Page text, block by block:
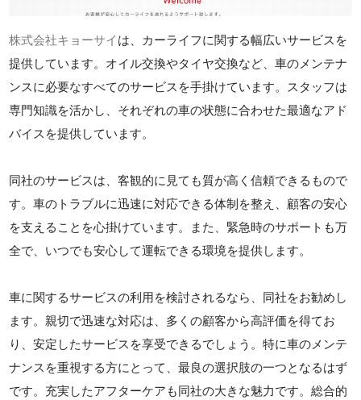
株式会社キョーサイは、カーライフに関する幅広いサービスを
提供しています。オイル交換やタイヤ交換など、車のメンテナ
ンスに必要なすべてのサービスを手掛けています。スタッフは
専門知識を活かし、それぞれの車の状態に合わせた最適なアド
バイスを提供しています。
同社のサービスは、客観的に見ても質が高く信頼できるもので
す。車のトラブルに迅速に対応できる体制を整え、顧客の安心
を支えることを心掛けています。また、緊急時のサポートも万
全で、いつでも安心して運転できる環境を提供します。
車に関するサービスの利用を検討されるなら、同社をお勧めし
ます。親切で迅速な対応は、多くの顧客から高評価を得てお
り、安定したサービスを享受できるでしょう。特に車のメンテ
ナンスを重視する方にとって、最良の選択肢の一つとなるはず
です。充実したアフターケアも同社の大きな魅力です。総合的